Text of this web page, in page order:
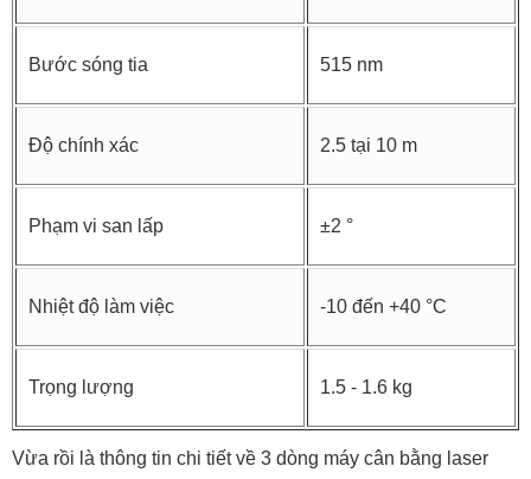
Bước sóng tia 515 nm
Độ chính xác 2.5 tại 10 m
Phạm vi san lấp ±2 °
Nhiệt độ làm việc -10 đến +40 °C
Trọng lượng 1.5 - 1.6 kg
Vừa rồi là thông tin chi tiết về 3 dòng máy cân bằng laser